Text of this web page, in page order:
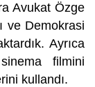
Avukat Özge
ve Demokrasi
Ayrıca
filmini
kullandı.